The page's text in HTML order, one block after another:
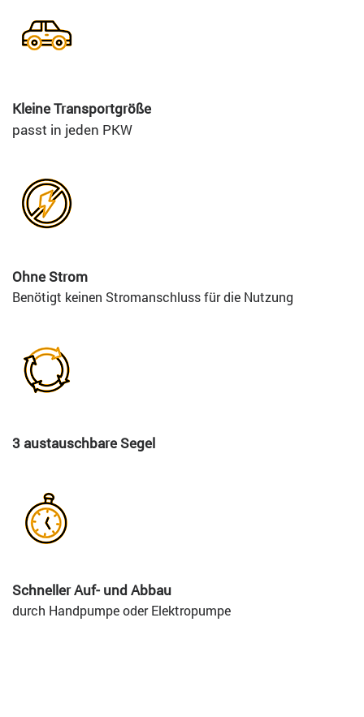
Kleine Transportgröße
passt in jeden PKW
Ohne Strom
Benötigt keinen Stromanschluss für die Nutzung
3 austauschbare Segel
Schneller Auf- und Abbau
durch Handpumpe oder Elektropumpe